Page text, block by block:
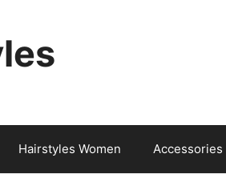
Hairstyles Women Accessories